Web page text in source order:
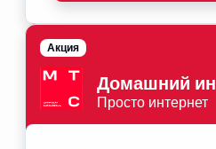
Домашний
Просто интернет
Акция